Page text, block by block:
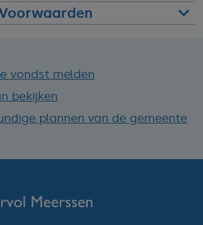
vondst melden
bekijken
plannen van de gemeente